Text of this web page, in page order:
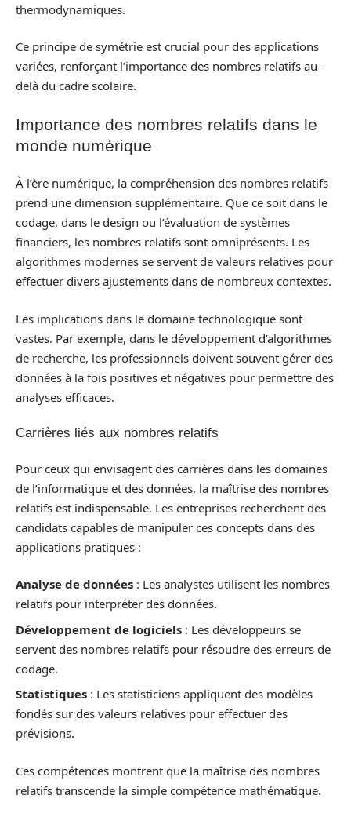
thermodynamiques.
Ce principe de symétrie est crucial pour des applications
variées, renforçant l’importance des nombres relatifs au-
delà du cadre scolaire.
Importance des nombres relatifs dans le
monde numérique
À l’ère numérique, la compréhension des nombres relatifs
prend une dimension supplémentaire. Que ce soit dans le
codage, dans le design ou l’évaluation de systèmes
financiers, les nombres relatifs sont omniprésents. Les
algorithmes modernes se servent de valeurs relatives pour
effectuer divers ajustements dans de nombreux contextes.
Les implications dans le domaine technologique sont
vastes. Par exemple, dans le développement d’algorithmes
de recherche, les professionnels doivent souvent gérer des
données à la fois positives et négatives pour permettre des
analyses efficaces.
Carrières liés aux nombres relatifs
Pour ceux qui envisagent des carrières dans les domaines
de l’informatique et des données, la maîtrise des nombres
relatifs est indispensable. Les entreprises recherchent des
candidats capables de manipuler ces concepts dans des
applications pratiques :
Analyse de données : Les analystes utilisent les nombres
relatifs pour interpréter des données.
Développement de logiciels : Les développeurs se
servent des nombres relatifs pour résoudre des erreurs de
codage.
Statistiques : Les statisticiens appliquent des modèles
fondés sur des valeurs relatives pour effectuer des
prévisions.
Ces compétences montrent que la maîtrise des nombres
relatifs transcende la simple compétence mathématique.